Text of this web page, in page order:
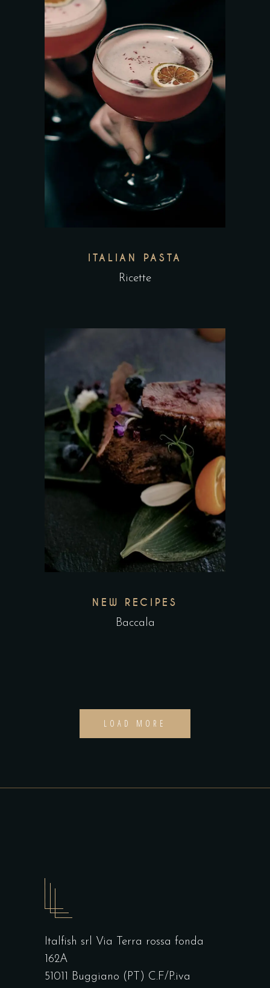
ITALIAN PASTA
Ricette
NEW RECIPES
Baccala
LOAD MORE
Italfish srl Via Terra rossa fonda
162A
51011 Buggiano (PT) C.F/P.iva